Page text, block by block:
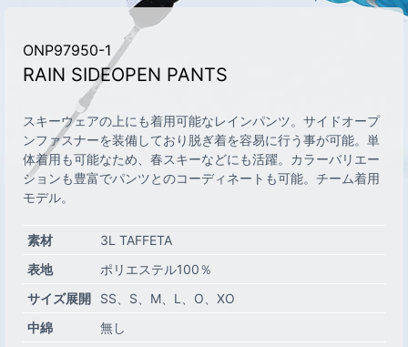
ONP97950-1
RAIN SIDEOPEN PANTS
スキーウェアの上にも着用可能なレインパンツ。サイドオープ
ンファスナーを装備しており脱ぎ着を容易に行う事が可能。単
体着用も可能なため、春スキーなどにも活躍。カラーバリエー
ションも豊富でパンツとのコーディネートも可能。チーム着用
モデル。
素材
3L TAFFETA
表地
ポリエステル100％
サイズ展開
SS S M L O
XO
中綿
無し